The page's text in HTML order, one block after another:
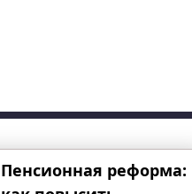
Пенсионная реформа: